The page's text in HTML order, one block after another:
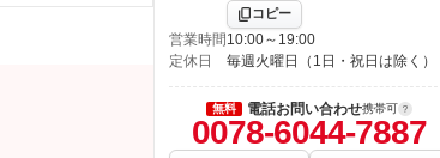
コピー
営業時間10:00～19:00
定休日
毎週火曜日（1日・祝日は除く）
無料 電話お問い合わせ携帯可
0078-6044-7887